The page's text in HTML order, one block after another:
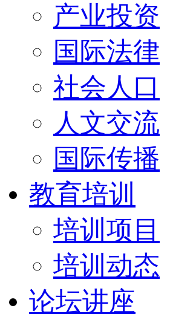
产业投资
国际法律
社会人口
人文交流
国际传播
教育培训
培训项目
培训动态
论坛讲座